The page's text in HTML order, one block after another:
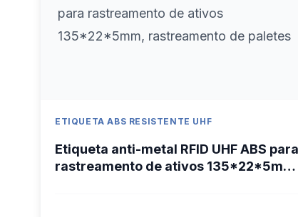
ETIQUETA ABS RESISTENTE UHF
Etiqueta anti-metal RFID UHF ABS para
rastreamento de ativos 135*22*5mm,